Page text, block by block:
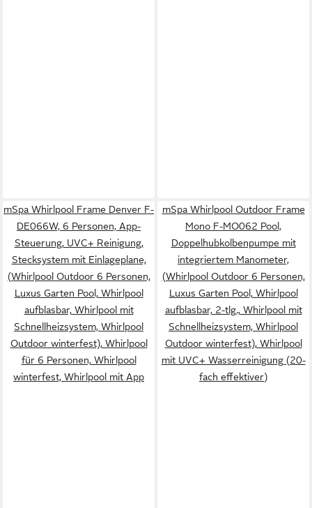
mSpa Whirlpool Frame Denver F-
DE066W, 6 Personen, App-
Steuerung, UVC+ Reinigung,
Stecksystem mit Einlageplane,
(Whirlpool Outdoor 6 Personen,
Luxus Garten Pool, Whirlpool
aufblasbar, Whirlpool mit
Schnellheizsystem, Whirlpool
Outdoor winterfest), Whirlpool
für 6 Personen, Whirlpool
winterfest, Whirlpool mit App
mSpa Whirlpool Outdoor Frame
Mono F-MO062 Pool,
Doppelhubkolbenpumpe mit
integriertem Manometer,
(Whirlpool Outdoor 6 Personen,
Luxus Garten Pool, Whirlpool
aufblasbar, 2-tlg., Whirlpool mit
Schnellheizsystem, Whirlpool
Outdoor winterfest), Whirlpool
mit UVC+ Wasserreinigung (20-
fach effektiver)